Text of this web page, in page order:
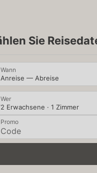
Sie
Wann
Anreise — Abreise
Wer
2 Erwachsene · 1 Zimmer
Promo